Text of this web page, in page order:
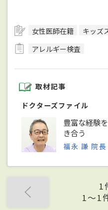
女性医師在籍 キッズ
アレルギー検査
取材記事
ドクターズファイル
豊富な経験
き合う
福永 謙 院長
1
1〜1